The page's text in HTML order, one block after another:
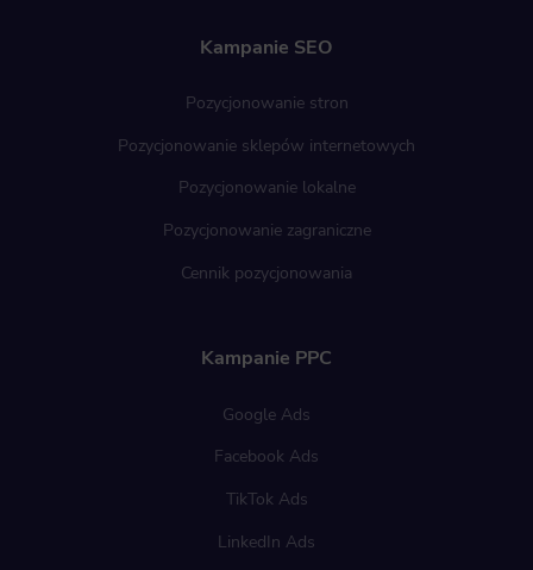
Kampanie SEO
Pozycjonowanie stron
Pozycjonowanie sklepów internetowych
Pozycjonowanie lokalne
Pozycjonowanie zagraniczne
Cennik pozycjonowania
Kampanie PPC
Google Ads
Facebook Ads
TikTok Ads
LinkedIn Ads